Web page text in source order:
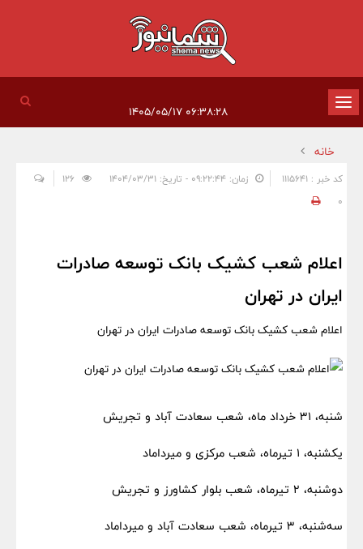
تغییر
وضعیت
ناوبری
۰۶:۳۸:۲۸ ۱۴۰۵/۰۵/۱۷
خانه
کد خبر : 1115641 زمان: ۰۹:۲۲:۴۴ - تاریخ: ۱۴۰۴/۰۳/۳۱
0
اعلام شعب کشیک بانک توسعه صادرات
ایران در تهران
اعلام شعب کشیک بانک توسعه صادرات ایران در تهران
شنبه، ۳۱ خرداد ماه، شعب سعادت آباد و تجریش
یکشنبه، ۱ تیرماه، شعب مرکزی و میرداماد
دوشنبه، ۲ تیرماه، شعب بلوار کشاورز و تجریش
سه‌شنبه، ۳ تیرماه، شعب سعادت آباد و میرداماد